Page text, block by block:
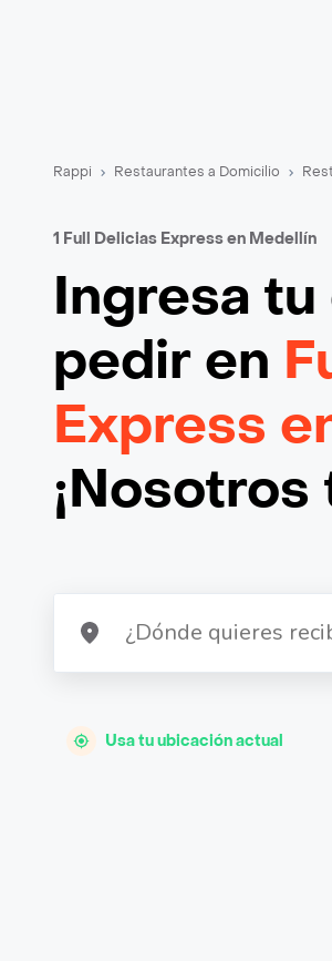
Rappi Restaurantes a Domicilio
1 Full Delicias Express en Medellín
Ingresa
pedir en
Express
Usa tu ubicación actual